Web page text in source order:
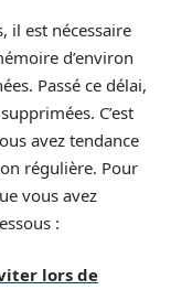
il est nécessaire
d’environ
Passé ce délai,
C’est
avez tendance
régulière. Pour
vous avez
:
lors de